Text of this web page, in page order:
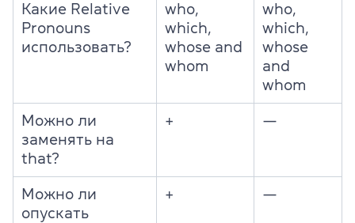
Какие Relative
Pronouns
использовать?
who,
which,
whose and
whom
who,
which,
whose
and
whom
Можно ли
заменять на
that?
+ —
Можно ли
опускать
+ —